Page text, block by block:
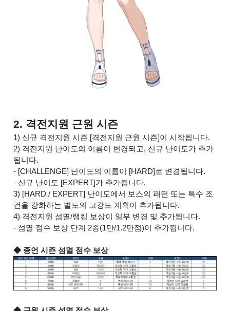
2. 격전지원 근원 시즌
1) 신규 격전지원 시즌 [격전지원 근원 시즌]이 시작됩니다.
2) 격전지원 난이도의 이름이 변경되고, 신규 난이도가 추가
됩니다.
- [CHALLENGE] 난이도의 이름이 [HARD]로 변경됩니다.
- 신규 난이도 [EXPERT]가 추가됩니다.
3) [HARD / EXPERT] 난이도에서 보스의 패턴 또는 특수 조
건을 강화하는 별도의 고강도 계획이 추가됩니다.
4) 격전지원 섬멸/랭킹 보상이 일부 변경 및 추가됩니다.
- 섬멸 점수 보상 단계 2종(1만/1.2만점)이 추가됩니다.
◆ 종언 시즌 섬멸 점수 보상